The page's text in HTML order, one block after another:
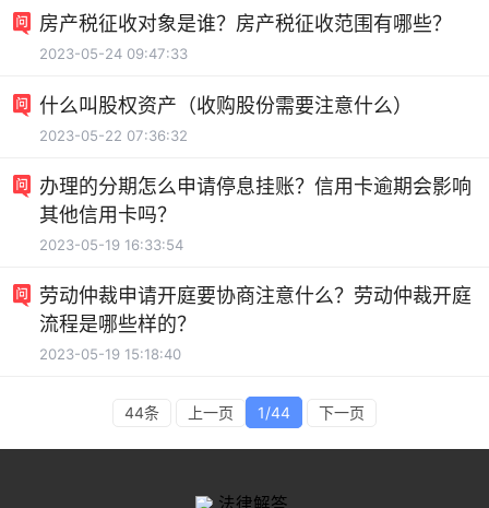
房产税征收对象是谁？房产税征收范围有哪些？
2023-05-24 09:47:33
什么叫股权资产（收购股份需要注意什么）
2023-05-22 07:36:32
办理的分期怎么申请停息挂账？信用卡逾期会影响
其他信用卡吗？
2023-05-19 16:33:54
劳动仲裁申请开庭要协商注意什么？劳动仲裁开庭
流程是哪些样的？
2023-05-19 15:18:40
44条 上一页 1/44 下一页